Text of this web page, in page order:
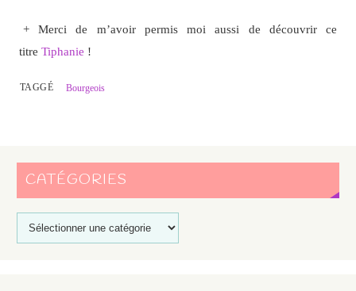
+ Merci de m’avoir permis moi aussi de découvrir ce
titre Tiphanie !
TAGGÉ Bourgeois
CATÉGORIES